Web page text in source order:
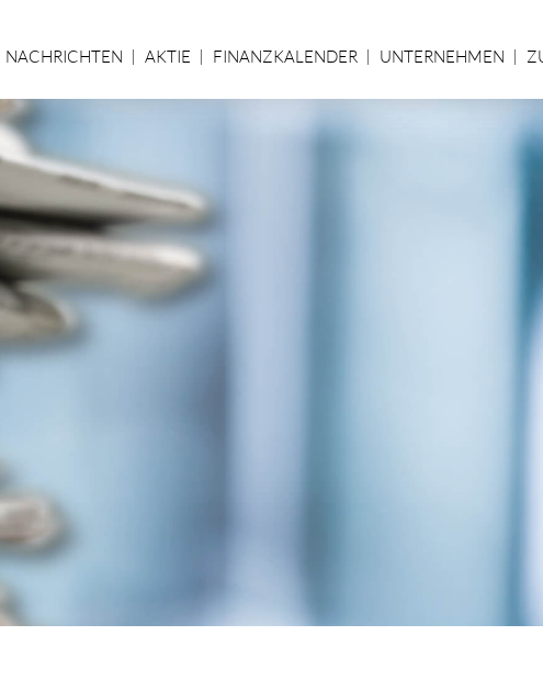
NACHRICHTEN AKTIE FINANZKALENDER UNTERNEHMEN